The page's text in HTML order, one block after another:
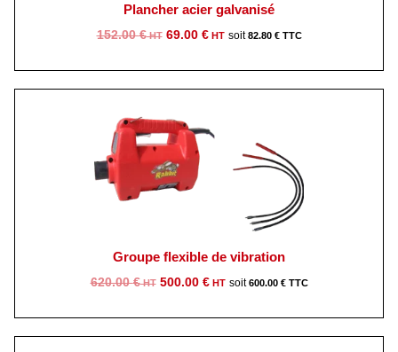
Plancher acier galvanisé
152.00€
Le
152.00 €.
69.00 €
Le
82.80 €
Groupe flexible de vibration
620.00€
Le
500.00 €
Le
600.00 €